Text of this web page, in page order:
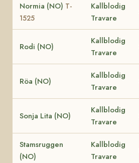
Normia (NO) T-
1525
Kallblodig
Travare
Rodi (NO)
Kallblodig
Travare
Röa (NO)
Kallblodig
Travare
Sonja Lita (NO)
Kallblodig
Travare
Stamsruggen
(NO)
Kallblodig
Travare